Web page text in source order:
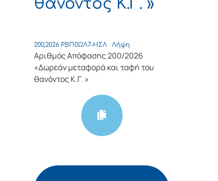
θανόντος Κ.Γ. »
200,2026 ΡΒΠ0ΩΛ7-ΗΣΛ Λήψη
Αριθμός Απόφασης 200/2026
«Δωρεάν μεταφορά και ταφή του
θανόντος Κ.Γ. »